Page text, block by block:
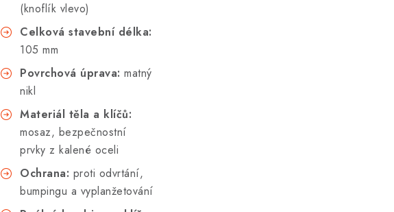
(knoflík vlevo)
Celková stavební délka:
105 mm
Povrchová úprava: matný
nikl
Materiál těla a klíčů:
mosaz, bezpečnostní
prvky z kalené oceli
Ochrana: proti odvrtání,
bumpingu a vyplanžetování